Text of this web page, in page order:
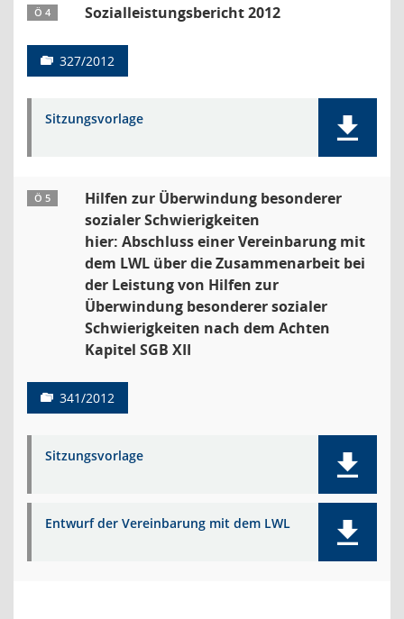
Ö 4 Sozialleistungsbericht 2012
327/2012
Sitzungsvorlage
Ö 5
Hilfen zur Überwindung besonderer
sozialer Schwierigkeiten
hier: Abschluss einer Vereinbarung mit
dem LWL über die Zusammenarbeit bei
der Leistung von Hilfen zur
Überwindung besonderer sozialer
Schwierigkeiten nach dem Achten
Kapitel SGB XII
341/2012
Sitzungsvorlage
Entwurf der Vereinbarung mit dem LWL